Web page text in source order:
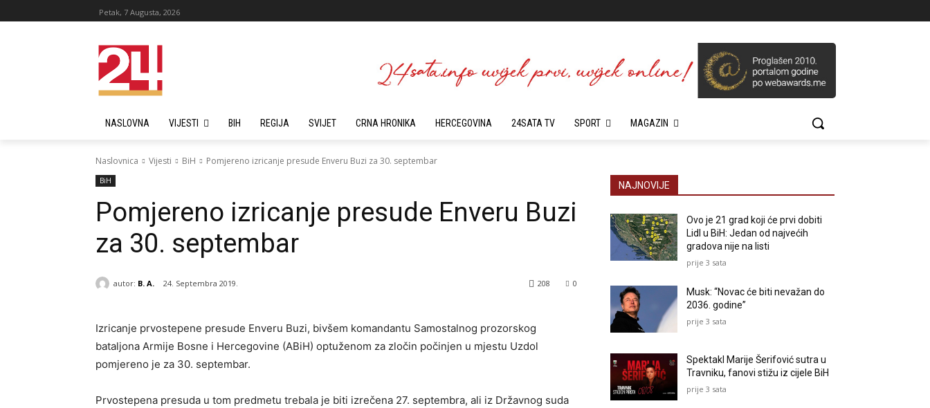
Petak, 7 Augusta, 2026
NASLOVNA VIJESTI BIH REGIJA SVIJET CRNA HRONIKA HERCEGOVINA 24SATA TV SPORT MAGAZIN
Naslovnica Vijesti BiH Pomjereno izricanje presude Enveru Buzi za 30. septembar
BiH
Pomjereno izricanje presude Enveru Buzi
za 30. septembar
autor: B. A. 24. Septembra 2019. 0
208
Izricanje prvostepene presude Enveru Buzi, bivšem komandantu Samostalnog prozorskog
bataljona Armije Bosne i Hercegovine (ABiH) optuženom za zločin počinjen u mjestu Uzdol
pomjereno je za 30. septembar.
Prvostepena presuda u tom predmetu trebala je biti izrečena 27. septembra, ali iz Državnog suda
NAJNOVIJE
Ovo je 21 grad koji će prvi dobiti
Lidl u BiH: Jedan od najvećih
gradova nije na listi
prije 3 sata
Musk: “Novac će biti nevažan do
2036. godine”
prije 3 sata
Spektakl Marije Šerifović sutra u
Travniku, fanovi stižu iz cijele BiH
prije 3 sata